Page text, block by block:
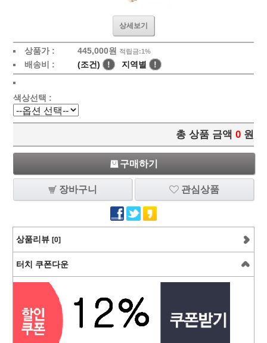
상세보기
상품가 : 445,000원 적립금:1%
배송비 : (조건) ! 지역별 !
색상선택 :
총 상품 금액 0 원
구매하기
장바구니 관심상품
상품리뷰 [0]
터치 쿠폰다운